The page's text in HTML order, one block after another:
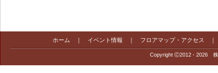
ホーム イベント情報 フロアマップ・アクセス
Copyright Ⓒ2012 - 2026 株